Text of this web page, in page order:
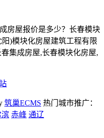
房屋报价是多少？长春模块
)模块化房屋建筑工程有限
集成房屋,长春模块化房屋,
筑巢ECMS 热门城市推广：
滨 赤峰 通辽